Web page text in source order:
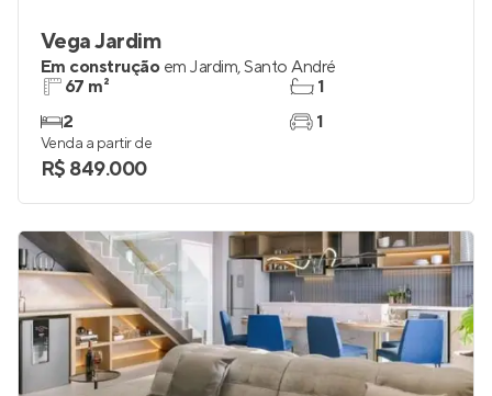
Vega Jardim
Em construção em Jardim,Santo André
67 m²
2
1
1
Venda a partir de
R$ 849.000